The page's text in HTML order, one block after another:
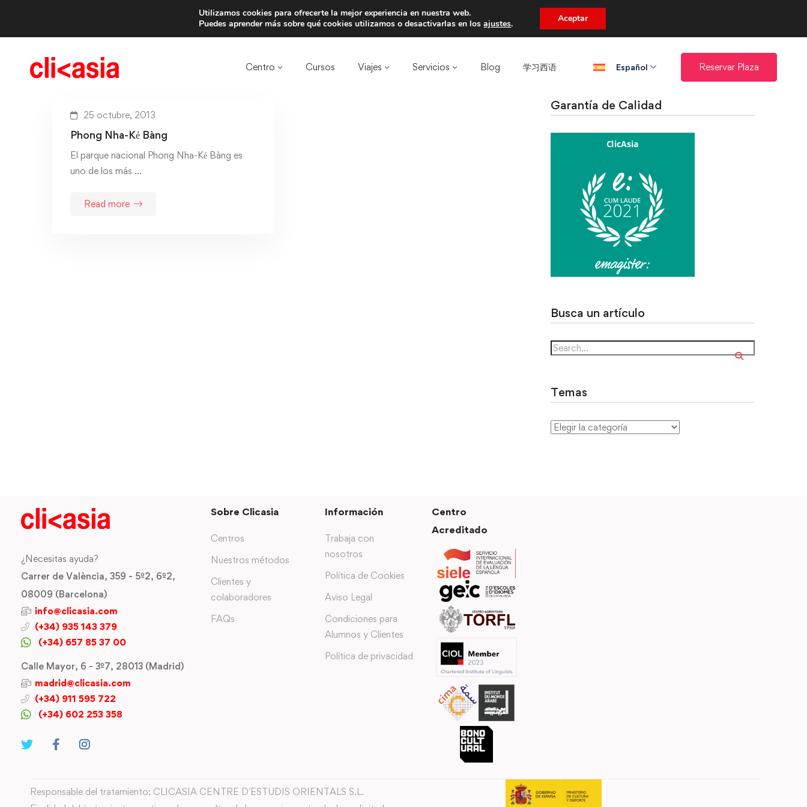
Trae a un amigo y llevaos un total de 75€ de descuento.
Centro Cursos Viajes Servicios Blog 学习西语​ Español Reservar Plaza
25 octubre, 2013
Phong Nha-Kẻ Bàng
El parque nacional Phong Nha-Kẻ Bàng es
uno de los más …
Read more
Garantía de Calidad
Busca un artículo
Temas
¿Necesitas ayuda?
Carrer de València, 359 - 5º2, 6º2,
08009 (Barcelona)
info@clicasia.com
(+34) 935 143 379
(+34) 657 85 37 00
Calle Mayor, 6 - 3º7, 28013 (Madrid)
madrid@clicasia.com
(+34) 911 595 722
(+34) 602 253 358
Sobre Clicasia
Centros
Nuestros métodos
Clientes y
colaboradores
FAQs
Información
Trabaja con
nosotros
Política de Cookies
Aviso Legal
Condiciones para
Alumnos y Clientes
Política de privacidad
Centro
Acreditado
Responsable del tratamiento: CLICASIA CENTRE D´ESTUDIS ORIENTALS S.L.
Utilizamos cookies para ofrecerte la mejor experiencia en nuestra web.
Puedes aprender más sobre qué cookies utilizamos o desactivarlas en losajustes. Aceptar